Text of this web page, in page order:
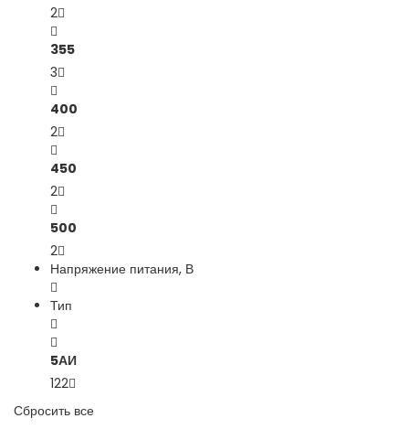
2
355
3
400
2
450
2
500
2
Напряжение питания, В
Тип
5АИ
122
Сбросить все